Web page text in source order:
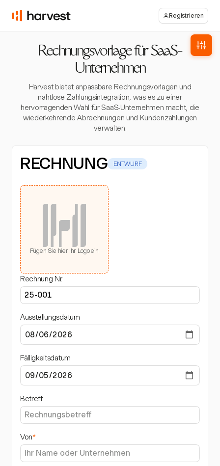
Registrieren
Rechnungsvorlage für SaaS-
Unternehmen
Harvest bietet anpassbare Rechnungsvorlagen und
nahtlose Zahlungsintegration, was es zu einer
hervorragenden Wahl für SaaS-Unternehmen macht, die
wiederkehrende Abrechnungen und Kundenzahlungen
verwalten.
RECHNUNG ENTWURF
Fügen Sie hier Ihr Logo ein
Rechnung Nr.
Ausstellungsdatum
Fälligkeitsdatum
Betreff
Von*